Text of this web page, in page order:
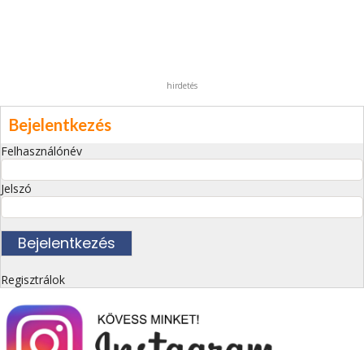
hirdetés
Bejelentkezés
Felhasználónév
Jelszó
Regisztrálok